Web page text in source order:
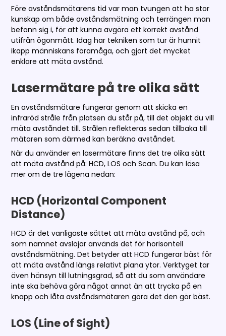
Före avståndsmätarens tid var man tvungen att ha stor
kunskap om både avståndsmätning och terrängen man
befann sig i, för att kunna avgöra ett korrekt avstånd
utifrån ögonmått. Idag har tekniken som tur är hunnit
ikapp människans föramåga, och gjort det mycket
enklare att mäta avstånd.
Lasermätare på tre olika sätt
En avståndsmätare fungerar genom att skicka en
infraröd stråle från platsen du står på, till det objekt du vill
mäta avståndet till. Strålen reflekteras sedan tillbaka till
mätaren som därmed kan beräkna avståndet.
När du använder en lasermätare finns det tre olika sätt
att mäta avstånd på: HCD, LOS och Scan. Du kan läsa
mer om de tre lägena nedan:
HCD (Horizontal Component
Distance)
HCD är det vanligaste sättet att mäta avstånd på, och
som namnet avslöjar används det för horisontell
avståndsmätning. Det betyder att HCD fungerar bäst för
att mäta avstånd längs relativt plana ytor. Verktyget tar
även hänsyn till lutningsgrad, så att du som användare
inte ska behöva göra något annat än att trycka på en
knapp och låta avståndsmätaren göra det den gör bäst.
LOS (Line of Sight)